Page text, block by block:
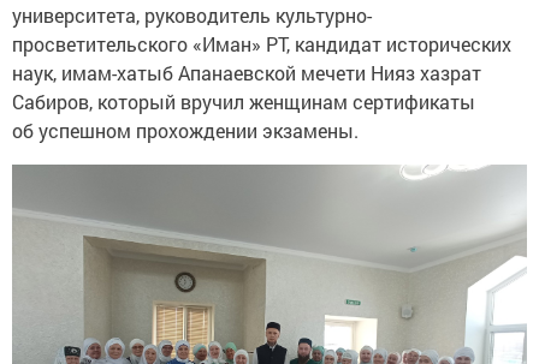
университета, руководитель культурно-
просветительского «Иман» РТ, кандидат исторических
наук, имам-хатыб Апанаевской мечети Нияз хазрат
Сабиров, который вручил женщинам сертификаты
об успешном прохождении экзамены.